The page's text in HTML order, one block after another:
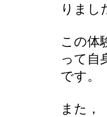
りまし
この体
って自
です。
また，